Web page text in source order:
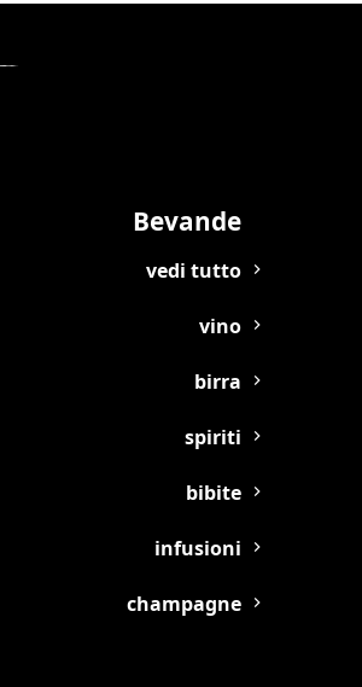
Bevande
vedi tutto
vino
birra
spiriti
bibite
infusioni
champagne